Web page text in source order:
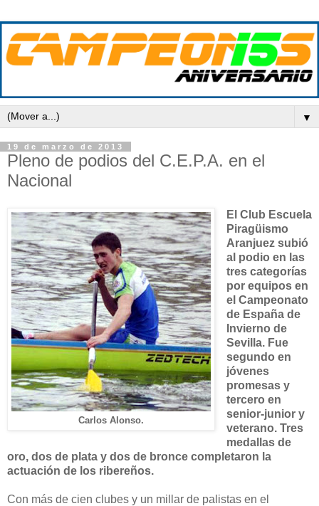
▼
19 de marzo de 2013
Pleno de podios del C.E.P.A. en el
Nacional
Carlos Alonso.
El Club Escuela
Piragüismo
Aranjuez subió
al podio en las
tres categorías
por equipos en
el Campeonato
de España de
Invierno de
Sevilla. Fue
segundo en
jóvenes
promesas y
tercero en
senior-junior y
veterano. Tres
medallas de
oro, dos de plata y dos de bronce completaron la
actuación de los ribereños.
Con más de cien clubes y un millar de palistas en el